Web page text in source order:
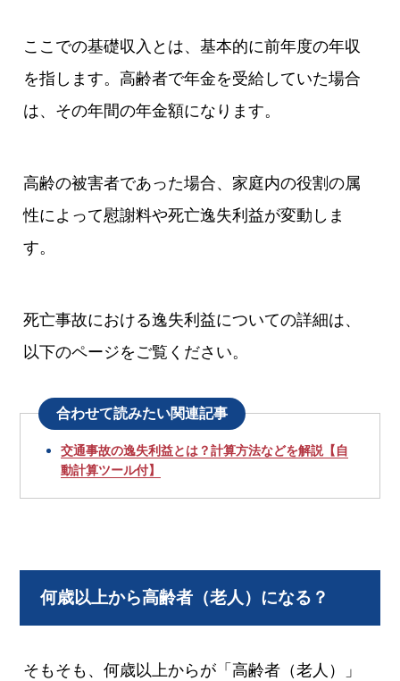
ここでの基礎収入とは、基本的に前年度の年収
を指します。高齢者で年金を受給していた場合
は、その年間の年金額になります。
高齢の被害者であった場合、家庭内の役割の属
性によって慰謝料や死亡逸失利益が変動しま
す。
死亡事故における逸失利益についての詳細は、
以下のページをご覧ください。
合わせて読みたい関連記事
交通事故の逸失利益とは？計算方法などを解説【自
動計算ツール付】
何歳以上から高齢者（老人）になる？
そもそも、何歳以上からが「高齢者（老人）」